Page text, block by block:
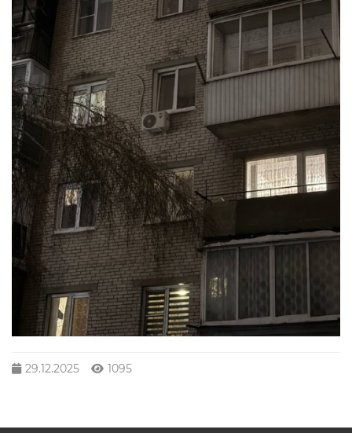
29.12.2025 1095